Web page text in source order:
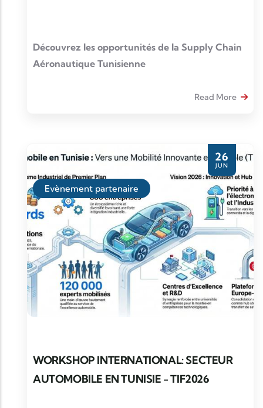
Découvrez les opportunités de la Supply Chain
Aéronautique Tunisienne
Read More
26
JUN
Evènement partenaire
WORKSHOP INTERNATIONAL: SECTEUR
AUTOMOBILE EN TUNISIE - TIF2026